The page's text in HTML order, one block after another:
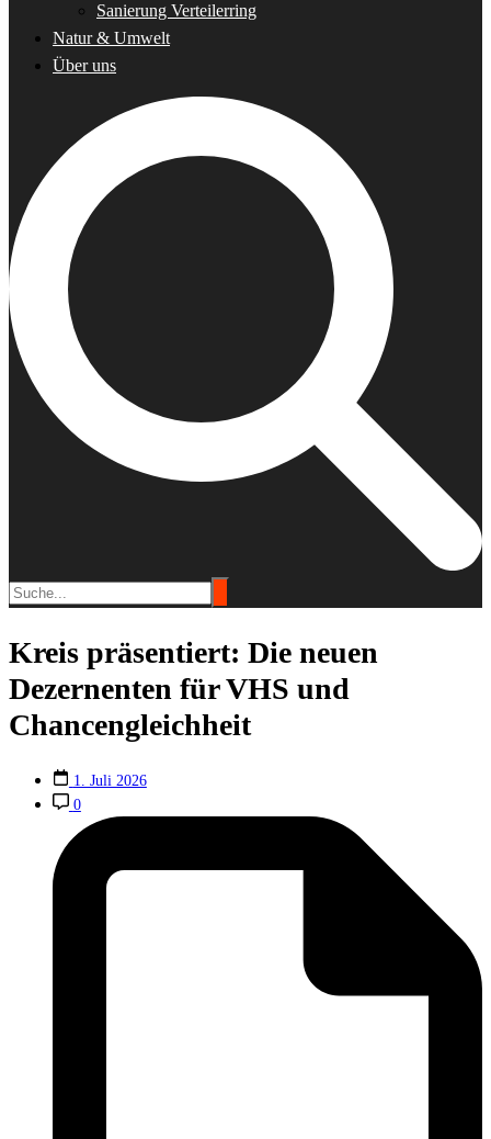
Sanierung Verteilerring
Natur & Umwelt
Über uns
Kreis präsentiert: Die neuen
Dezernenten für VHS und
Chancengleichheit
1. Juli 2026
0